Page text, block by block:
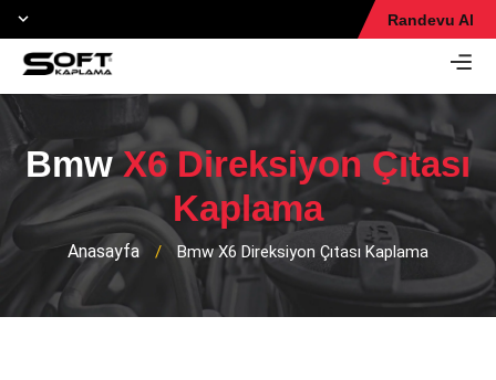
Randevu Al
BmwX6 Direksiyon Çıtası
Kaplama
Anasayfa / Bmw X6 Direksiyon Çıtası Kaplama